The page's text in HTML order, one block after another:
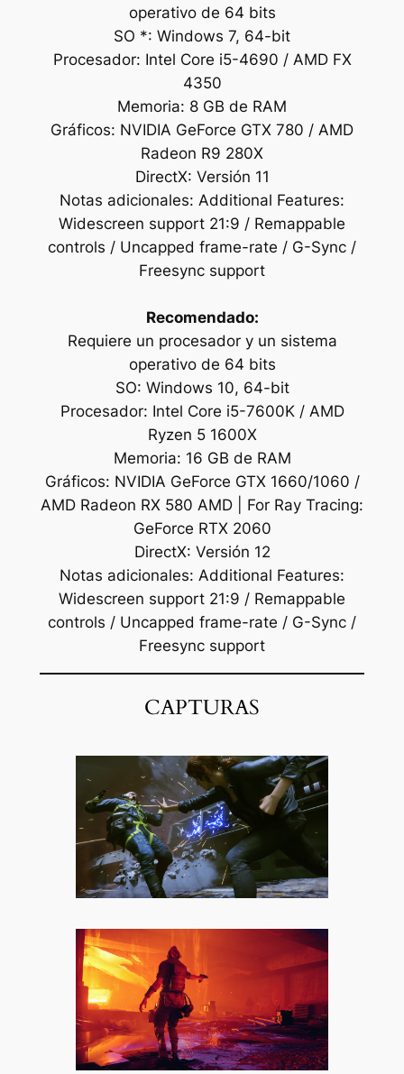
operativo de 64 bits
SO *: Windows 7, 64-bit
Procesador: Intel Core i5-4690 / AMD FX
4350
Memoria: 8 GB de RAM
Gráficos: NVIDIA GeForce GTX 780 / AMD
Radeon R9 280X
DirectX: Versión 11
Notas adicionales: Additional Features:
Widescreen support 21:9 / Remappable
controls / Uncapped frame-rate / G-Sync /
Freesync support
Recomendado:
Requiere un procesador y un sistema
operativo de 64 bits
SO: Windows 10, 64-bit
Procesador: Intel Core i5-7600K / AMD
Ryzen 5 1600X
Memoria: 16 GB de RAM
Gráficos: NVIDIA GeForce GTX 1660/1060 /
AMD Radeon RX 580 AMD | For Ray Tracing:
GeForce RTX 2060
DirectX: Versión 12
Notas adicionales: Additional Features:
Widescreen support 21:9 / Remappable
controls / Uncapped frame-rate / G-Sync /
Freesync support
CAPTURAS